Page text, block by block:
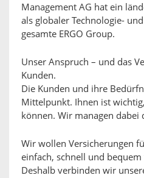
Management AG hat ein
als globaler Technologie-
gesamte ERGO Group.
Unser Anspruch – und das
Kunden.
Die Kunden und ihre
Mittelpunkt. Ihnen ist
können. Wir managen dabei
Wir wollen Versicherungen
einfach, schnell und
Deshalb verbinden wir